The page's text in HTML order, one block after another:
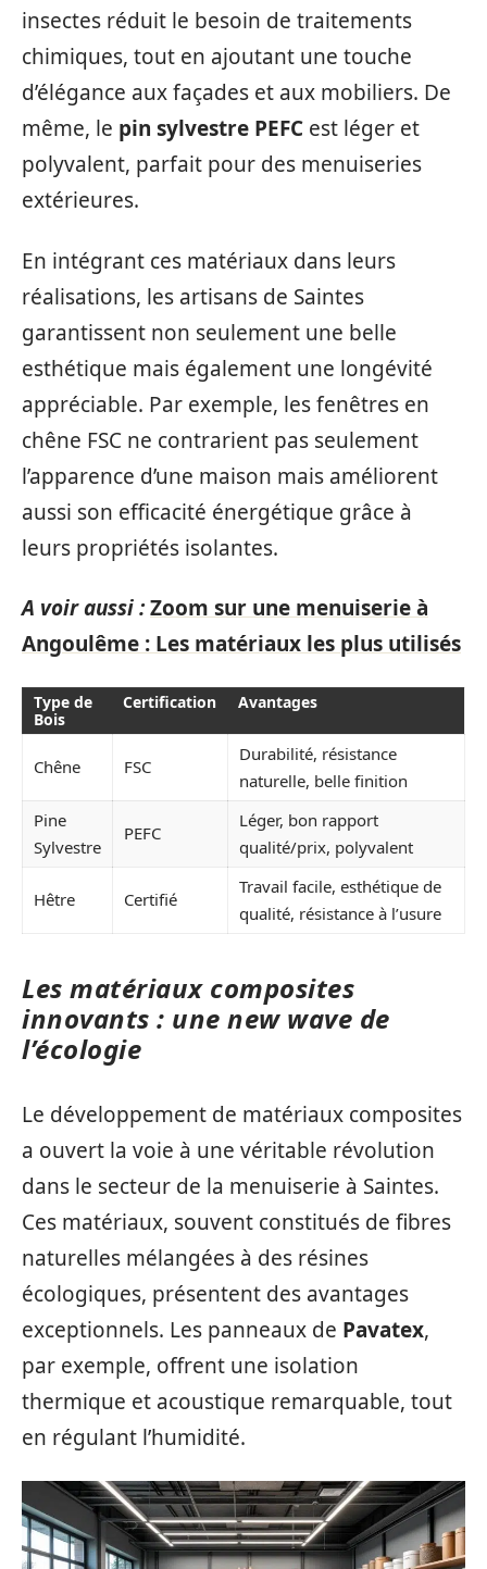
insectes réduit le besoin de traitements
chimiques, tout en ajoutant une touche
d’élégance aux façades et aux mobiliers. De
même, le pin sylvestre PEFC est léger et
polyvalent, parfait pour des menuiseries
extérieures.
En intégrant ces matériaux dans leurs
réalisations, les artisans de Saintes
garantissent non seulement une belle
esthétique mais également une longévité
appréciable. Par exemple, les fenêtres en
chêne FSC ne contrarient pas seulement
l’apparence d’une maison mais améliorent
aussi son efficacité énergétique grâce à
leurs propriétés isolantes.
A voir aussi :Zoom sur une menuiserie à
Angoulême : Les matériaux les plus utilisés
Type de
Bois
Certification Avantages
Chêne FSC
Durabilité, résistance
naturelle, belle finition
Pine
Sylvestre
PEFC
Léger, bon rapport
qualité/prix, polyvalent
Hêtre Certifié
Travail facile, esthétique de
qualité, résistance à l’usure
Les matériaux composites
innovants : une new wave de
l’écologie
Le développement de matériaux composites
a ouvert la voie à une véritable révolution
dans le secteur de la menuiserie à Saintes.
Ces matériaux, souvent constitués de fibres
naturelles mélangées à des résines
écologiques, présentent des avantages
exceptionnels. Les panneaux de Pavatex,
par exemple, offrent une isolation
thermique et acoustique remarquable, tout
en régulant l’humidité.